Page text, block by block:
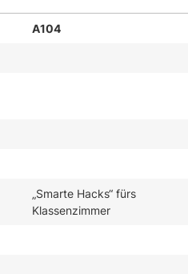
A104
„Smarte Hacks“ fürs
Klassenzimmer